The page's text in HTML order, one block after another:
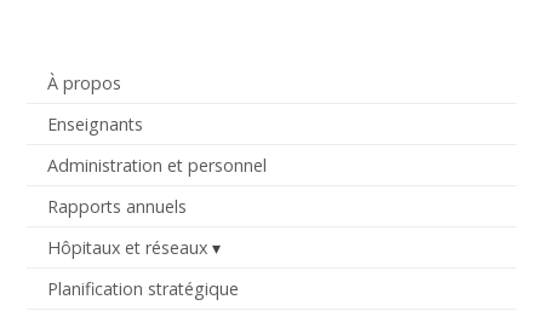
À propos
Enseignants
Administration et personnel
Rapports annuels
Hôpitaux et réseaux
Planification stratégique